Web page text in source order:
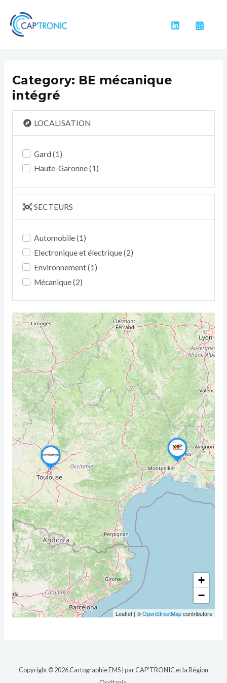
contenu
Category: BE mécanique
intégré
LOCALISATION
Gard(1)
Haute-Garonne(1)
SECTEURS
Automobile(1)
Electronique et électrique(2)
Environnement(1)
Mécanique(2)
+
−
Leaflet | ©OpenStreetMapcontributors
Copyright © 2026 Cartographie EMS | par CAP'TRONIC et la Région